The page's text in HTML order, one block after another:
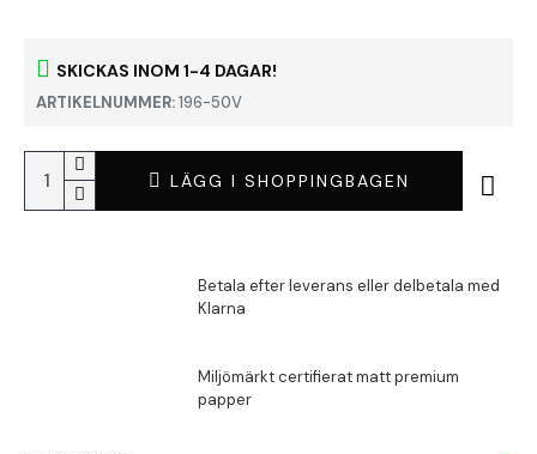
SKICKAS INOM 1-4 DAGAR!
ARTIKELNUMMER:196-50V
LÄGG I SHOPPINGBAGEN